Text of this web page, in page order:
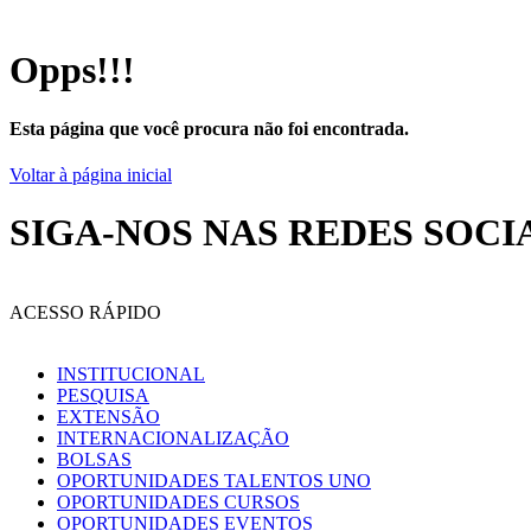
Opps!!!
Esta página que você procura não foi encontrada.
Voltar à página inicial
SIGA-NOS NAS REDES
ACESSO RÁPIDO
INSTITUCIONAL
PESQUISA
EXTENSÃO
INTERNACIONALIZAÇÃO
BOLSAS
OPORTUNIDADES TALENTOS UNO
OPORTUNIDADES CURSOS
OPORTUNIDADES EVENTOS